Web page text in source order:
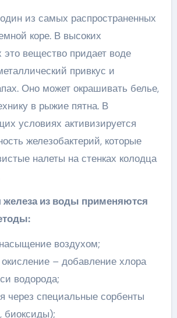
из самых распространенных
коре. В высоких
это вещество придает воде
привкус и
Оно может окрашивать белье,
в рыжие пятна. В
условиях активизируется
железобактерий, которые
налеты на стенках колодца
железа из воды применяются
воздухом;
окисление – добавление хлора
водорода;
через специальные сорбенты
биоксиды);